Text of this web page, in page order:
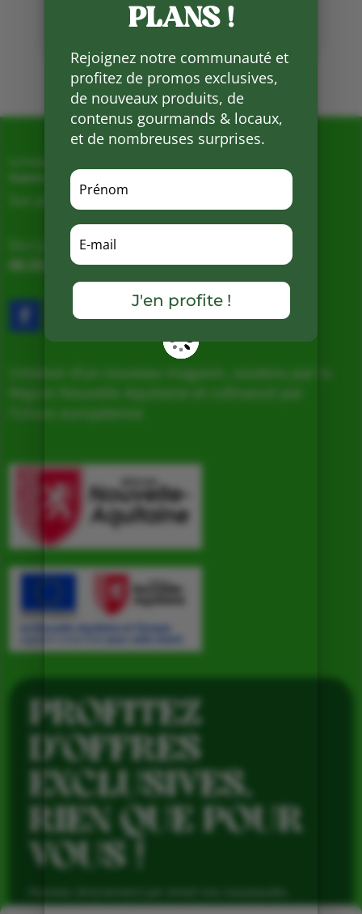
Facebook
Mots clés :
Magasin de producteurs depuis 2005
Sur place, Livraison et Expéditions
Du Lundi au Samedi de 9h à 19h
05.53.31.98.50–Accès & Contact
Création d’un nouveau magasin, soutenu par la
PROFITEZ
D’OFFRES
EXCLUSIVES,
RIEN QUE POUR
VOUS !
avantages réservés aux abonnés et produits de saison,
PLANS !
Rejoignez notre communauté et
profitez de promos exclusives,
de nouveaux produits, de
contenus gourmands & locaux,
et de nombreuses surprises.
J'en profite !